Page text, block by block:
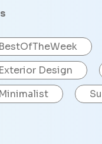
BestOfTheWeek
Exterior Design
Minimalist